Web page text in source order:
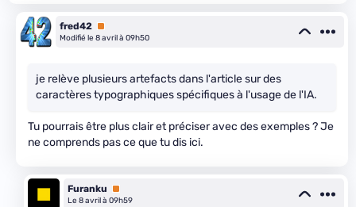
fred42 Premium
Modifié le 8 avril à 09h50
je relève plusieurs artefacts dans l'article sur des
caractères typographiques spécifiques à l'usage de l'IA.
Tu pourrais être plus clair et préciser avec des exemples ? Je
ne comprends pas ce que tu dis ici.
Furanku
Premium
Le 8 avril à 09h59